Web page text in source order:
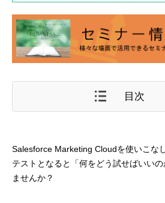
目次
Salesforce Marketing Cloudを使いこな
テストとなると「何をどう試せばいい
ませんか？